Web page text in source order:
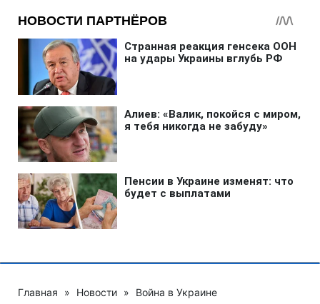
Главная » Новости » Война в Украине